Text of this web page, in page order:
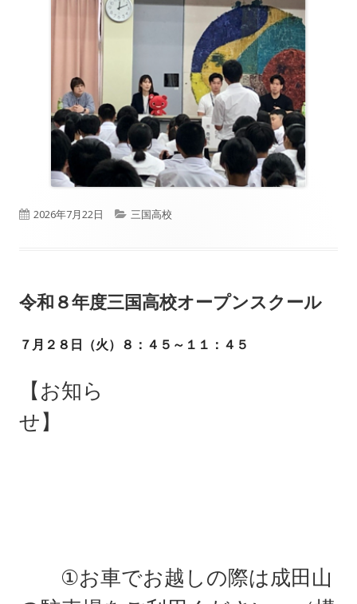
公
2026年7月22日
カ
リ
三国高校
令和８年度三国高校オープンスクール
７月２８日（火）８：４５～１１：４５
【お知ら
せ】
①お車でお越しの際は成田山